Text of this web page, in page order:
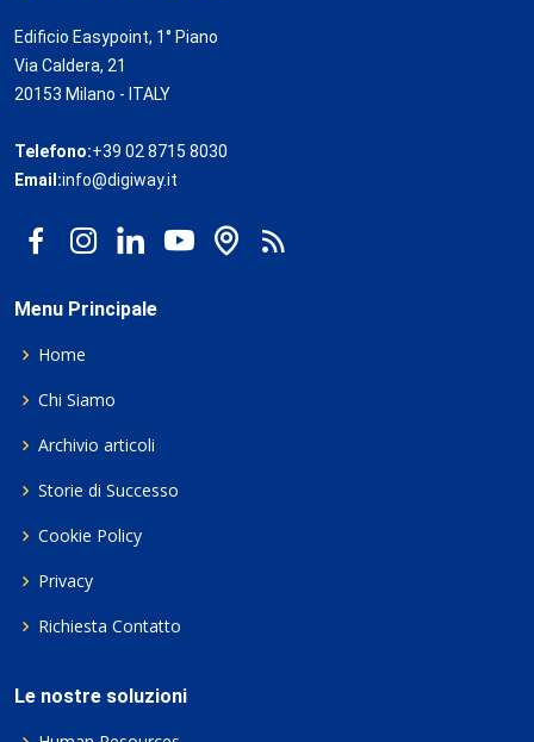
Edificio Easypoint, 1° Piano
Via Caldera, 21
20153 Milano - ITALY
Telefono:+39 02 8715 8030
Email:info@digiway.it
Menu Principale
Home
Chi Siamo
Archivio articoli
Storie di Successo
Cookie Policy
Privacy
Richiesta Contatto
Le nostre soluzioni